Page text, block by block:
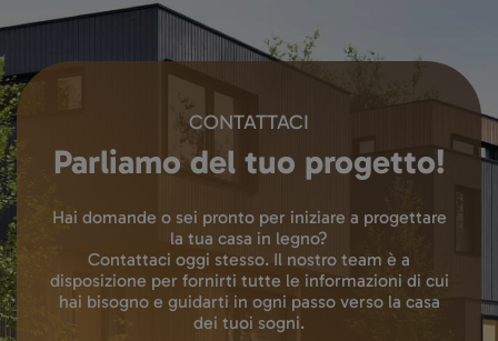
CONTATTACI
Parliamo del tuo progetto!
Hai domande o sei pronto per iniziare a progettare
la tua casa in legno?
Contattaci oggi stesso. Il nostro team è a
disposizione per fornirti tutte le informazioni di cui
hai bisogno e guidarti in ogni passo verso la casa
dei tuoi sogni.